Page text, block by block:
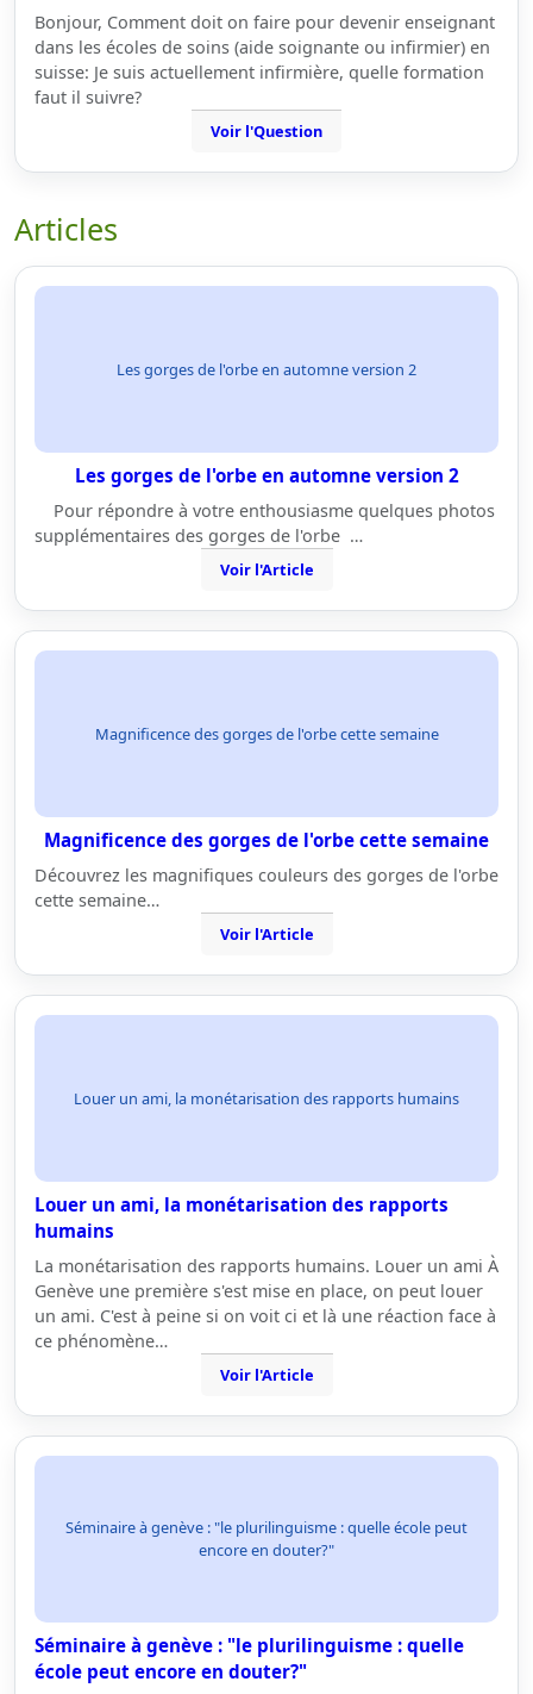
Bonjour, Comment doit on faire pour devenir enseignant
dans les écoles de soins (aide soignante ou infirmier) en
suisse: Je suis actuellement infirmière, quelle formation
faut il suivre?
Voir l'Question
Articles
Les gorges de l'orbe en automne version 2
Les gorges de l'orbe en automne version 2
Pour répondre à votre enthousiasme quelques photos
supplémentaires des gorges de l'orbe …
Voir l'Article
Magnificence des gorges de l'orbe cette semaine
Magnificence des gorges de l'orbe cette semaine
Découvrez les magnifiques couleurs des gorges de l'orbe
cette semaine…
Voir l'Article
Louer un ami, la monétarisation des rapports humains
Louer un ami, la monétarisation des rapports
humains
La monétarisation des rapports humains. Louer un ami À
Genève une première s'est mise en place, on peut louer
un ami. C'est à peine si on voit ci et là une réaction face à
ce phénomène…
Voir l'Article
Séminaire à genève : "le plurilinguisme : quelle école peut
encore en douter?"
Séminaire à genève : "le plurilinguisme : quelle
école peut encore en douter?"